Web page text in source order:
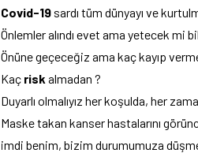
Covid-19 sardı tüm dünyayı ve
Önlemler alındı evet ama yetecek mi
Önüne geçeceğiz ama kaç kayıp
Kaç risk almadan ?
Duyarlı olmalıyız her koşulda, her
Maske takan kanser hastalarını
imdi benim, bizim durumumuza